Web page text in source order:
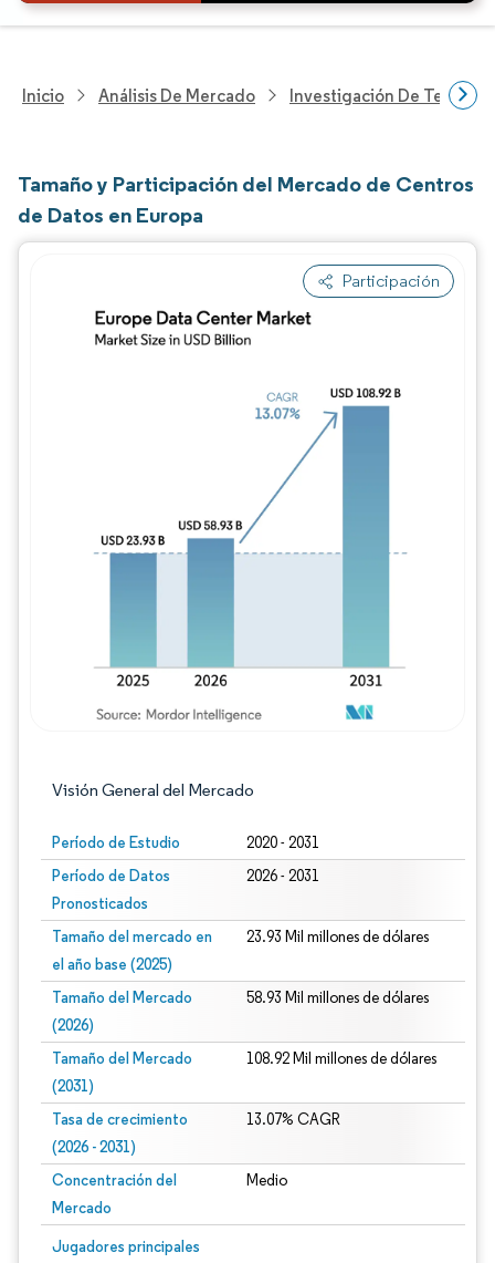
Inicio Análisis De Mercado Investigación De
Tamaño y Participación del Mercado de Centros
de Datos en Europa
Participación
Visión General del Mercado
Período de Estudio 2020 - 2031
Período de Datos
Pronosticados
2026 - 2031
Tamaño del mercado en
el año base (2025)
23.93 Mil millones de dólares
Tamaño del Mercado
(2026)
58.93 Mil millones de dólares
Tamaño del Mercado
(2031)
108.92 Mil millones de dólares
Tasa de crecimiento
(2026 - 2031)
13.07% CAGR
Concentración del
Mercado
Medio
Jugadores principales
Imagen © Mordor Intelligence. El uso requiere atribución según CC BY 4.0.
Imagen © Mordor Intelligence. El uso